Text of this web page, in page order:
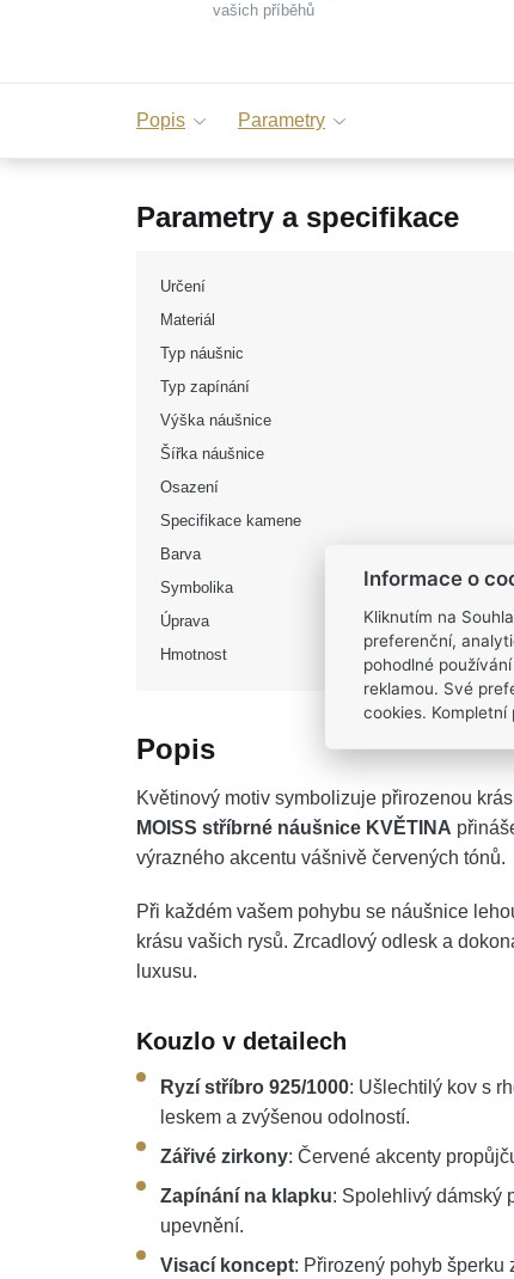
vašich příběhů
Popis Parametry
Parametry a specifikace
Určení
Materiál
Typ náušnic
Typ zapínání
Výška náušnice
Šířka náušnice
Osazení
Specifikace kamene
Barva
Symbolika
Úprava
Hmotnost
Popis
Květinový motiv symbolizuje přirozenou
MOISS stříbrné náušnice KVĚTINA
výrazného akcentu vášnivě červených tónů.
Při každém vašem pohybu se náušnice
krásu vašich rysů. Zrcadlový odlesk a
luxusu.
Kouzlo v detailech
Ryzí stříbro 925/1000: Ušlechtilý kov s
leskem a zvýšenou odolností.
Zářivé zirkony: Červené akcenty
Zapínání na klapku: Spolehlivý dámský
upevnění.
Visací koncept: Přirozený pohyb šperku
Informace o
Kliknutím na
preferenční,
pohodlné
reklamou. Své
cookies. Kompletní